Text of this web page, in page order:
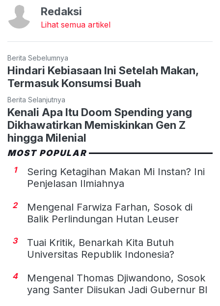
Redaksi
Lihat semua artikel
Berita Sebelumnya
Hindari Kebiasaan Ini Setelah Makan,
Termasuk Konsumsi Buah
Berita Selanjutnya
Kenali Apa Itu Doom Spending yang
Dikhawatirkan Memiskinkan Gen Z
hingga Milenial
MOST POPULAR
1
Sering Ketagihan Makan Mi Instan? Ini
Penjelasan Ilmiahnya
2
Mengenal Farwiza Farhan, Sosok di
Balik Perlindungan Hutan Leuser
3
Tuai Kritik, Benarkah Kita Butuh
Universitas Republik Indonesia?
4
Mengenal Thomas Djiwandono, Sosok
yang Santer Diisukan Jadi Gubernur BI